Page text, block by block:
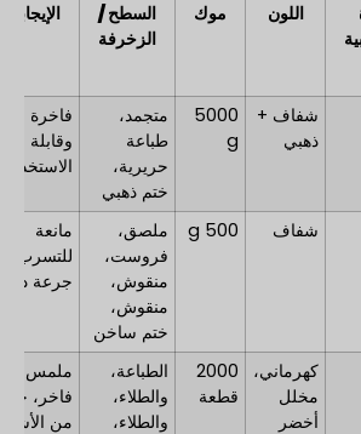
اللون موك
السطح /
الزخرفة
شفاف +
ذهبي
5000
g
متجمد،
طباعة
حريرية،
ختم ذهبي
فاخرة
وقابلة
الاستخدام
شفاف 500 g
ملصق،
فروست،
منقوش،
منقوش،
ختم ساخن
مانعة
للتسرب،
جرعة
كهرماني،
مخلل
أخضر
2000
قطعة
الطباعة،
والطلاء،
والطلاء،
ملمس
فاخر،
من